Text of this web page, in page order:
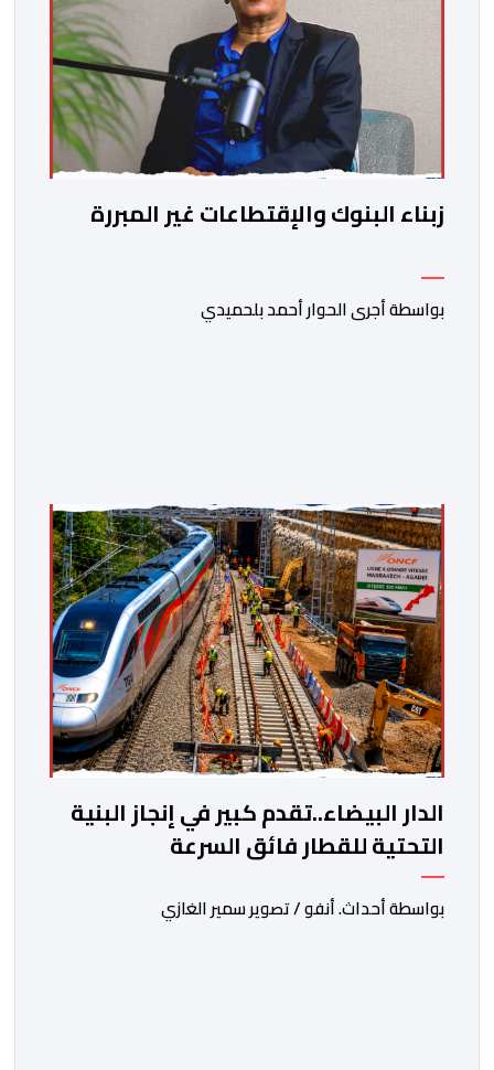
زبناء البنوك والإقتطاعات غير المبررة
بواسطة أجرى الحوار أحمد بلحميدي
الدار البيضاء..تقدم كبير في إنجاز البنية
التحتية للقطار فائق السرعة
بواسطة أحداث. أنفو / تصوير سمير الغازي